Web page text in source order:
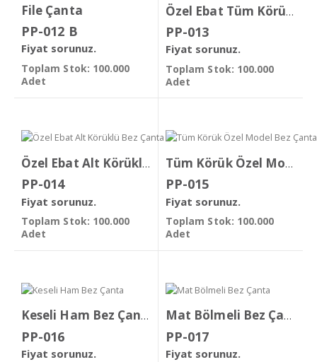
File Çanta
PP-012 B
Fiyat sorunuz.
Toplam Stok: 100.000
Adet
Özel Ebat Tüm Körük Bez Çanta
PP-013
Fiyat sorunuz.
Toplam Stok: 100.000
Adet
Özel Ebat Alt Körüklü Bez Çanta
PP-014
Fiyat sorunuz.
Toplam Stok: 100.000
Adet
Tüm Körük Özel Model Bez Çanta
PP-015
Fiyat sorunuz.
Toplam Stok: 100.000
Adet
Keseli Ham Bez Çanta
PP-016
Fiyat sorunuz.
Mat Bölmeli Bez Çanta
PP-017
Fiyat sorunuz.